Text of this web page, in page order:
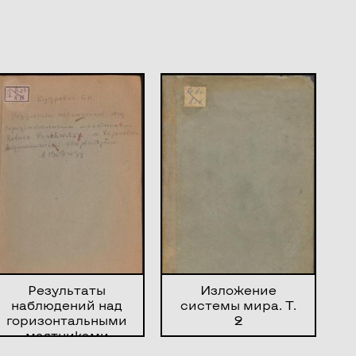
Результаты
наблюдений над
горизонтальными
маятниками
Изложение
системы мира. Т.
2